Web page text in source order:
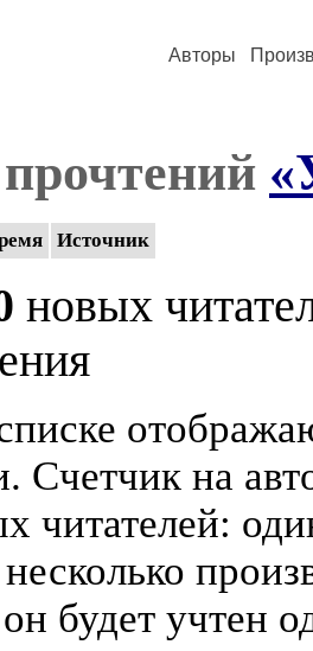
Авторы
Источник
новых
Счетчик на
читателей:
будет учтен